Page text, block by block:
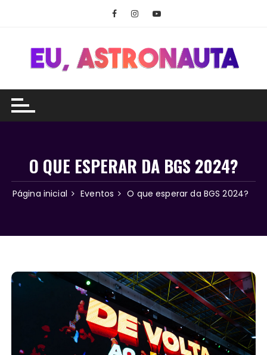
conteúdo
O QUE ESPERAR DA BGS 2024?
Página inicial Eventos O que esperar da BGS 2024?